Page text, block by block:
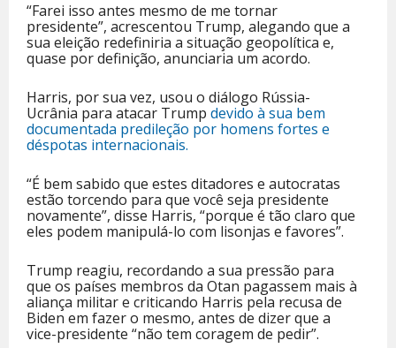
“Farei isso antes mesmo de me tornar
presidente”, acrescentou Trump, alegando que a
sua eleição redefiniria a situação geopolítica e,
quase por definição, anunciaria um acordo.
Harris, por sua vez, usou o diálogo Rússia-
Ucrânia para atacar Trump devido à sua bem
documentada predileção por homens fortes e
déspotas internacionais.
“É bem sabido que estes ditadores e autocratas
estão torcendo para que você seja presidente
novamente”, disse Harris, “porque é tão claro que
eles podem manipulá-lo com lisonjas e favores”.
Trump reagiu, recordando a sua pressão para
que os países membros da Otan pagassem mais à
aliança militar e criticando Harris pela recusa de
Biden em fazer o mesmo, antes de dizer que a
vice-presidente “não tem coragem de pedir”.